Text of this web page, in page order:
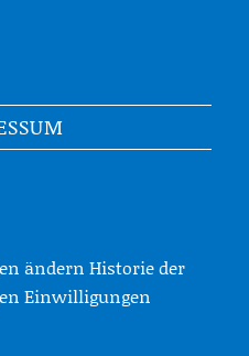
ändern Historie der
Einwilligungen